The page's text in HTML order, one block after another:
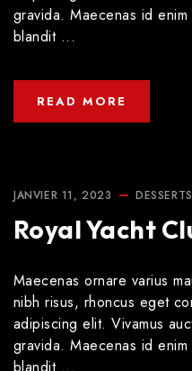
gravida. Maecenas id
blandit ...
READ MORE
JANVIER 11, 2023 DESSERTS
Royal Yacht
Maecenas ornare varius
nibh risus, rhoncus eget
adipiscing elit. Vivamus
gravida. Maecenas id